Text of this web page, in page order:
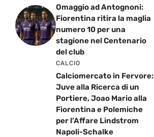
Omaggio ad Antognoni:
Fiorentina ritira la maglia
numero 10 per una
stagione nel Centenario
del club
CALCIO
Calciomercato in Fervore:
Juve alla Ricerca di un
Portiere, Joao Mario alla
Fiorentina e Polemiche
per l’Affare Lindstrom
Napoli-Schalke